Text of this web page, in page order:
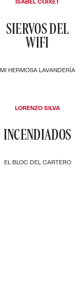
MI HERMOSA LAVANDERÍA
SIERVOS DEL
WIFI
EL BLOC DEL CARTERO
INCENDIADOS
LORENZO SILVA